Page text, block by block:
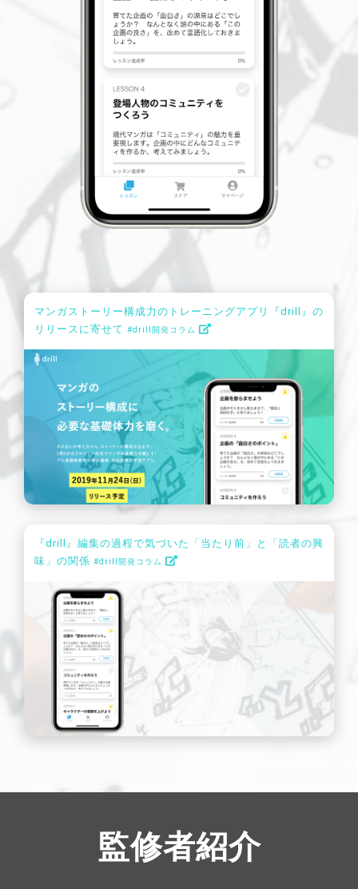
マンガストーリー構成力のトレーニングアプリ『drill』の
リリースに寄せて #drill開発コラム
『drill』編集の過程で気づいた「当たり前」と「読者の興
味」の関係 #drill開発コラム
監修者紹介